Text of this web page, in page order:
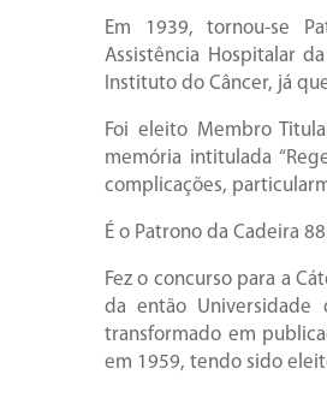
Em 1939, tornou-se
Assistência Hospitalar
Instituto do Câncer, já
Foi eleito Membro
memória intitulada
complicações,
É o Patrono da Cadeira
Fez o concurso para a
da então Universidade
transformado em
em 1959, tendo sido